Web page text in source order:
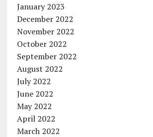
January 2023
December 2022
November 2022
October 2022
September 2022
August 2022
July 2022
June 2022
May 2022
April 2022
March 2022